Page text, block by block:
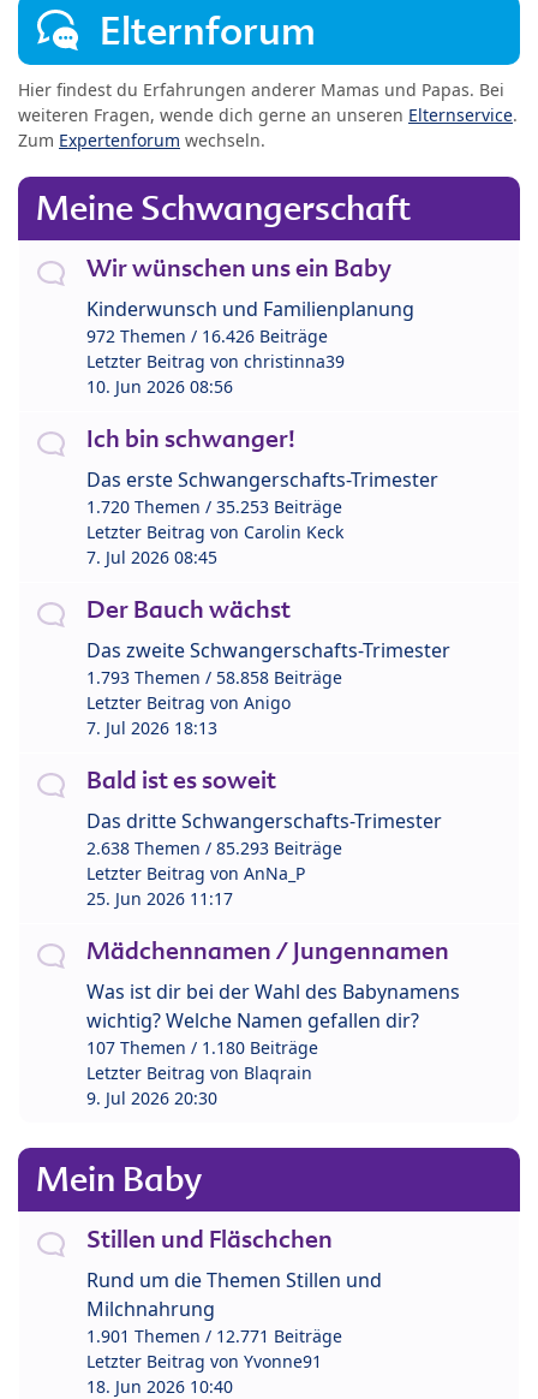
Elternforum
Hier findest du Erfahrungen anderer Mamas und Papas. Bei
weiteren Fragen, wende dich gerne an unseren Elternservice.
Zum Expertenforum wechseln.
Meine Schwangerschaft
Wir wünschen uns ein Baby
Kinderwunsch und Familienplanung
972 Themen / 16.426 Beiträge
Letzter Beitrag von christinna39
10. Jun 2026 08:56
Ich bin schwanger!
Das erste Schwangerschafts-Trimester
1.720 Themen / 35.253 Beiträge
Letzter Beitrag von Carolin Keck
7. Jul 2026 08:45
Der Bauch wächst
Das zweite Schwangerschafts-Trimester
1.793 Themen / 58.858 Beiträge
Letzter Beitrag von Anigo
7. Jul 2026 18:13
Bald ist es soweit
Das dritte Schwangerschafts-Trimester
2.638 Themen / 85.293 Beiträge
Letzter Beitrag von AnNa_P
25. Jun 2026 11:17
Mädchennamen / Jungennamen
Was ist dir bei der Wahl des Babynamens
wichtig? Welche Namen gefallen dir?
107 Themen / 1.180 Beiträge
Letzter Beitrag von Blaqrain
9. Jul 2026 20:30
Mein Baby
Stillen und Fläschchen
Rund um die Themen Stillen und
Milchnahrung
1.901 Themen / 12.771 Beiträge
Letzter Beitrag von Yvonne91
18. Jun 2026 10:40